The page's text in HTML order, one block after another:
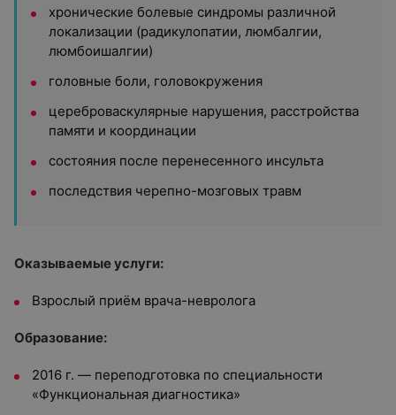
хронические болевые синдромы различной
локализации (радикулопатии, люмбалгии,
люмбоишалгии)
головные боли, головокружения
цереброваскулярные нарушения, расстройства
памяти и координации
состояния после перенесенного инсульта
последствия черепно-мозговых травм
Оказываемые услуги:
Взрослый приём врача-невролога
Образование:
2016 г. — переподготовка по специальности
«Функциональная диагностика»